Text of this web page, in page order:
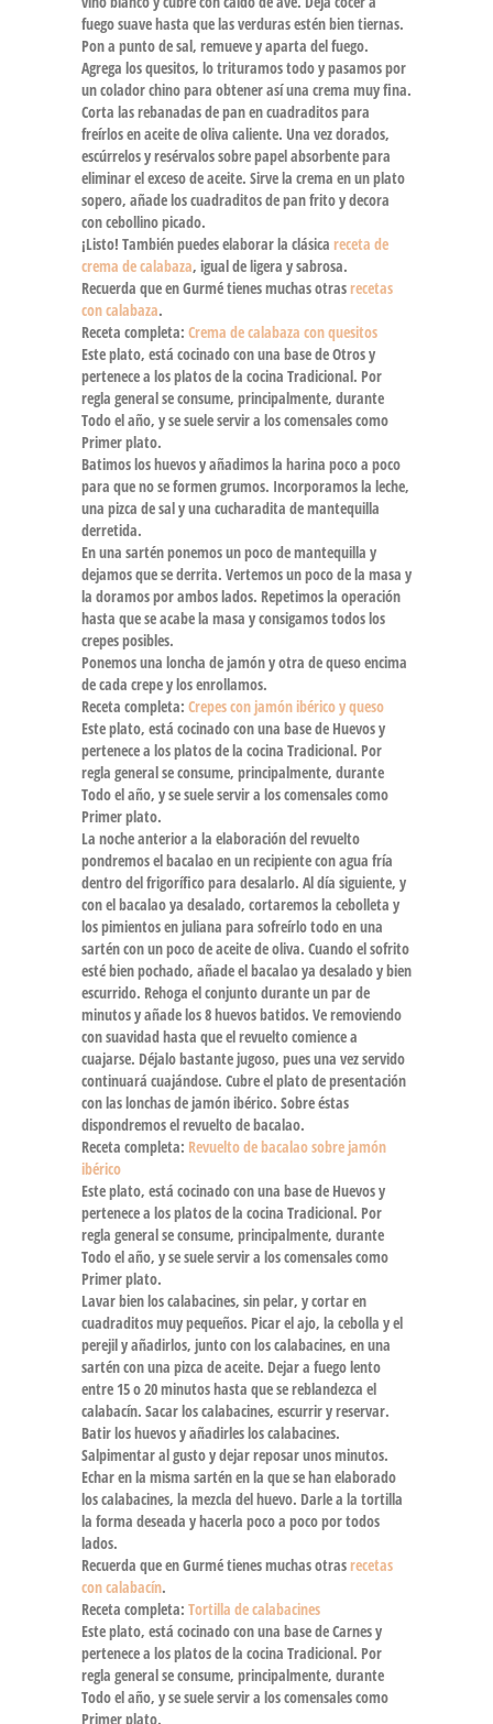
fuego suave hasta que las verduras estén bien tiernas.
Pon a punto de sal, remueve y aparta del fuego.
Agrega los quesitos, lo trituramos todo y pasamos por
un colador chino para obtener así una crema muy fina.
Corta las rebanadas de pan en cuadraditos para
freírlos en aceite de oliva caliente. Una vez dorados,
escúrrelos y resérvalos sobre papel absorbente para
eliminar el exceso de aceite. Sirve la crema en un plato
sopero, añade los cuadraditos de pan frito y decora
con cebollino picado.
¡Listo! También puedes elaborar la clásica receta de
crema de calabaza, igual de ligera y sabrosa.
Recuerda que en Gurmé tienes muchas otrasrecetas
con calabaza.
Receta completa: Crema de calabaza con quesitos
Este plato, está cocinado con una base de Otros y
pertenece a los platos de la cocina Tradicional. Por
regla general se consume, principalmente, durante
Todo el año, y se suele servir a los comensales como
Primer plato.
Batimos los huevos y añadimos la harina poco a poco
para que no se formen grumos. Incorporamos la leche,
una pizca de sal y una cucharadita de mantequilla
derretida.
En una sartén ponemos un poco de mantequilla y
dejamos que se derrita. Vertemos un poco de la masa y
la doramos por ambos lados. Repetimos la operación
hasta que se acabe la masa y consigamos todos los
crepes posibles.
Ponemos una loncha de jamón y otra de queso encima
de cada crepe y los enrollamos.
Receta completa: Crepes con jamón ibérico y queso
Este plato, está cocinado con una base de Huevos y
pertenece a los platos de la cocina Tradicional. Por
regla general se consume, principalmente, durante
Todo el año, y se suele servir a los comensales como
Primer plato.
La noche anterior a la elaboración del revuelto
pondremos el bacalao en un recipiente con agua fría
dentro del frigorífico para desalarlo. Al día siguiente, y
con el bacalao ya desalado, cortaremos la cebolleta y
los pimientos en juliana para sofreírlo todo en una
sartén con un poco de aceite de oliva. Cuando el sofrito
esté bien pochado, añade el bacalao ya desalado y bien
escurrido. Rehoga el conjunto durante un par de
minutos y añade los 8 huevos batidos. Ve removiendo
con suavidad hasta que el revuelto comience a
cuajarse. Déjalo bastante jugoso, pues una vez servido
continuará cuajándose. Cubre el plato de presentación
con las lonchas de jamón ibérico. Sobre éstas
dispondremos el revuelto de bacalao.
Receta completa: Revuelto de bacalao sobre jamón
ibérico
Este plato, está cocinado con una base de Huevos y
pertenece a los platos de la cocina Tradicional. Por
regla general se consume, principalmente, durante
Todo el año, y se suele servir a los comensales como
Primer plato.
Lavar bien los calabacines, sin pelar, y cortar en
cuadraditos muy pequeños. Picar el ajo, la cebolla y el
perejil y añadirlos, junto con los calabacines, en una
sartén con una pizca de aceite. Dejar a fuego lento
entre 15 o 20 minutos hasta que se reblandezca el
calabacín. Sacar los calabacines, escurrir y reservar.
Batir los huevos y añadirles los calabacines.
Salpimentar al gusto y dejar reposar unos minutos.
Echar en la misma sartén en la que se han elaborado
los calabacines, la mezcla del huevo. Darle a la tortilla
la forma deseada y hacerla poco a poco por todos
lados.
Recuerda que en Gurmé tienes muchas otrasrecetas
con calabacín.
Receta completa: Tortilla de calabacines
Este plato, está cocinado con una base de Carnes y
pertenece a los platos de la cocina Tradicional. Por
regla general se consume, principalmente, durante
Todo el año, y se suele servir a los comensales como
Primer plato.